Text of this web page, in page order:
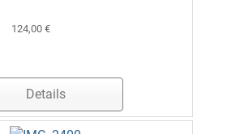
124,00 €
Details